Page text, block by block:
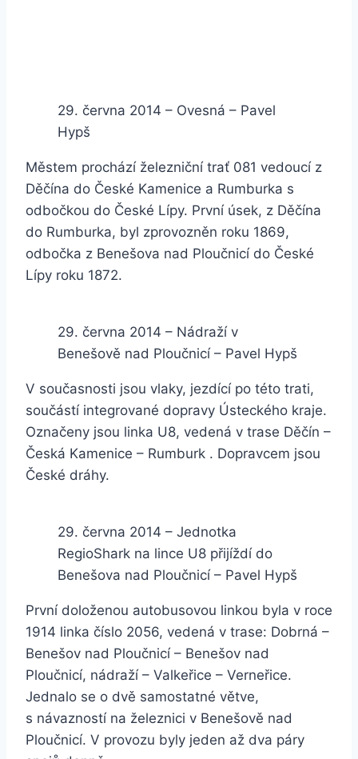
29. června 2014 – Ovesná – Pavel
Hypš
Městem prochází železniční trať 081 vedoucí z
Děčína do České Kamenice a Rumburka s
odbočkou do České Lípy. První úsek, z Děčína
do Rumburka, byl zprovozněn roku 1869,
odbočka z Benešova nad Ploučnicí do České
Lípy roku 1872.
29. června 2014 – Nádraží v
Benešově nad Ploučnicí – Pavel Hypš
V současnosti jsou vlaky, jezdící po této trati,
součástí integrované dopravy Ústeckého kraje.
Označeny jsou linka U8, vedená v trase Děčín –
Česká Kamenice – Rumburk . Dopravcem jsou
České dráhy.
29. června 2014 – Jednotka
RegioShark na lince U8 přijíždí do
Benešova nad Ploučnicí – Pavel Hypš
První doloženou autobusovou linkou byla v roce
1914 linka číslo 2056, vedená v trase: Dobrná –
Benešov nad Ploučnicí – Benešov nad
Ploučnicí, nádraží – Valkeřice – Verneřice.
Jednalo se o dvě samostatné větve,
s návazností na železnici v Benešově nad
Ploučnicí. V provozu byly jeden až dva páry